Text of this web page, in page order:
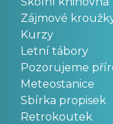
Zájmové
Kurzy
Letní tábory
Pozorujeme
Meteostanice
Sbírka propisek
Retrokoutek